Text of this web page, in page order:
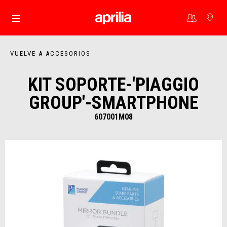
Ir al contenido principal
VUELVE A ACCESORIOS
KIT SOPORTE-'PIAGGIO
GROUP'-SMARTPHONE
607001M08